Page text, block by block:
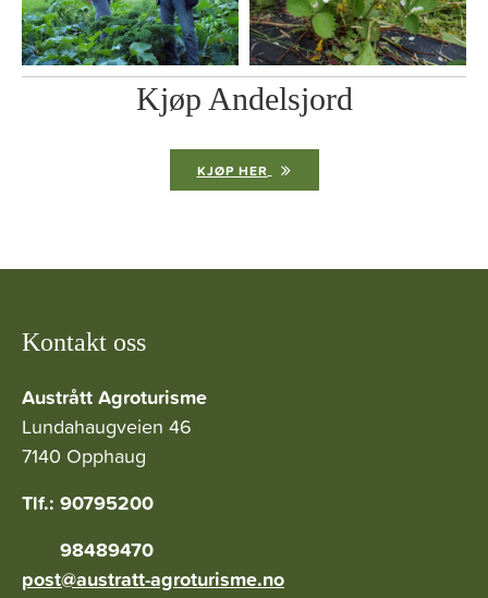
Kjøp Andelsjord
KJØP HER
Kontakt oss
Austrått Agroturisme
Lundahaugveien 46
7140 Opphaug
Tlf.: 90795200
98489470
post@austratt-agroturisme.no